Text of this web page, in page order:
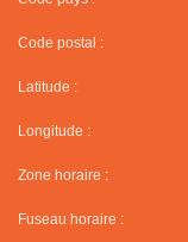
Code postal :
Latitude :
Longitude :
Zone horaire :
Fuseau horaire :